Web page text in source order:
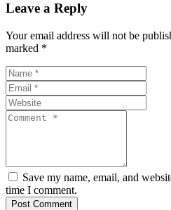
Leave a Reply
Your email address will not be
marked *
Save my name, email, and
time I comment.